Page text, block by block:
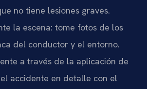
no tiene lesiones graves.
la escena: tome fotos de los
del conductor y el entorno.
a través de la aplicación de
accidente en detalle con el